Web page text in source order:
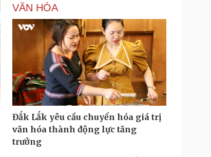
VĂN HÓA
Đắk Lắk yêu cầu chuyển hóa giá trị
văn hóa thành động lực tăng
trưởng